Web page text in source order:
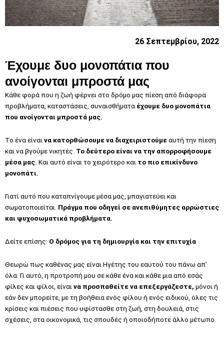
26 Σεπτεμβρίου, 2022
Έχουμε δυο μονοπάτια που
ανοίγονται μπροστά μας
Κάθε φορά που η ζωή φέρνει στο δρόμο μας πίεση από διάφορα
προβλήματα, καταστάσεις, συναισθήματα έχουμε δυο μονοπάτια
που ανοίγονται μπροστά μας.
Το ένα είναινα κατορθώσουμε να διαχειριστούμεαυτή την πίεση
και να βγούμε νικητές. Το δεύτερο είναι να την απορροφήσουμε
μέσα μας. Και αυτό είναι το χειρότερο και το πιο επικίνδυνο
μονοπάτι.
Γιατί αυτό που καταπνίγουμε μέσα μας, μπαγιατεύει και
σωματοποιείται. Πράγμα που οδηγεί σε ανεπιθύμητες αρρώστιες
και ψυχοσωματικά προβλήματα.
Δείτε επίσης: Ο δρόμος για τη δημιουργία και την επιτυχία
Θεωρώ πως καθένας μας είναι Ηγέτης του εαυτού του πάνω απ’
όλα. Γι αυτό, η προτροπή μου σε κάθε ένα και κάθε μια από εσάς
φίλες και φίλοι, είναι να προσπαθείτε να επεξεργάζεστε, μόνοι ή
εάν δεν μπορείτε, με τη βοήθεια ενός φίλου ή ενός ειδικού, όλες τις
κρίσεις και πιέσεις που υφίστασθε στη ζωή, στη δουλειά, στις
σχέσεις, στα οικονομικά, τις σπουδές ή οποιοδήποτε άλλο μέτωπο.